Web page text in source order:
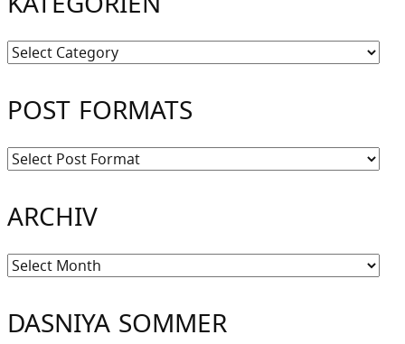
Kategorien
POST FORMATS
ARCHIV
Archiv
DASNIYA SOMMER